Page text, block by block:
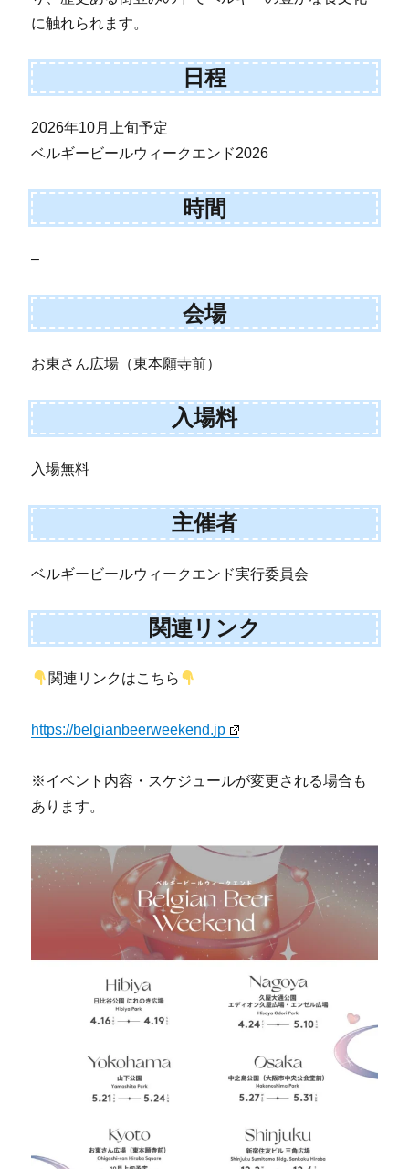
に触れられます。
日程
2026年10月上旬予定
ベルギービールウィークエンド2026
時間
–
会場
お東さん広場（東本願寺前）
入場料
入場無料
主催者
ベルギービールウィークエンド実行委員会
関連リンク
関連リンクはこちら
https://belgianbeerweekend.jp
※イベント内容・スケジュールが変更される場合も
あります。